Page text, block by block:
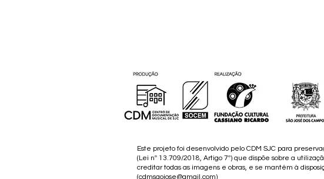
Este projeto foi desenvolvido pelo CDM SJC para
(Lei nº 13.709/2018, Artigo 7º) que dispõe sobre a
creditar todas as imagens e obras, e se mantém à
(cdmsaojose@gmail.com)